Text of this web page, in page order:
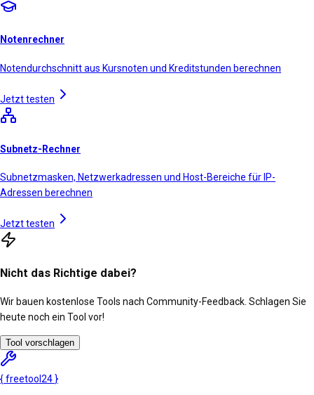
Notenrechner
Notendurchschnitt aus Kursnoten und Kreditstunden berechnen
Jetzt testen
Subnetz-Rechner
Subnetzmasken, Netzwerkadressen und Host-Bereiche für IP-
Adressen berechnen
Jetzt testen
Nicht das Richtige dabei?
Wir bauen kostenlose Tools nach Community-Feedback. Schlagen Sie
heute noch ein Tool vor!
Tool vorschlagen
{freetool 24 }